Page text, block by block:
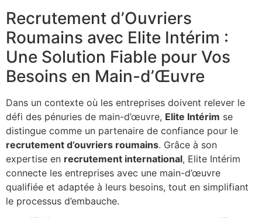
Recrutement d’Ouvriers
Roumains avec Elite Intérim :
Une Solution Fiable pour Vos
Besoins en Main-d’Œuvre
Dans un contexte où les entreprises doivent relever le
défi des pénuries de main-d’œuvre, Elite Intérim se
distingue comme un partenaire de confiance pour le
recrutement d’ouvriers roumains. Grâce à son
expertise en recrutement international, Elite Intérim
connecte les entreprises avec une main-d’œuvre
qualifiée et adaptée à leurs besoins, tout en simplifiant
le processus d’embauche.